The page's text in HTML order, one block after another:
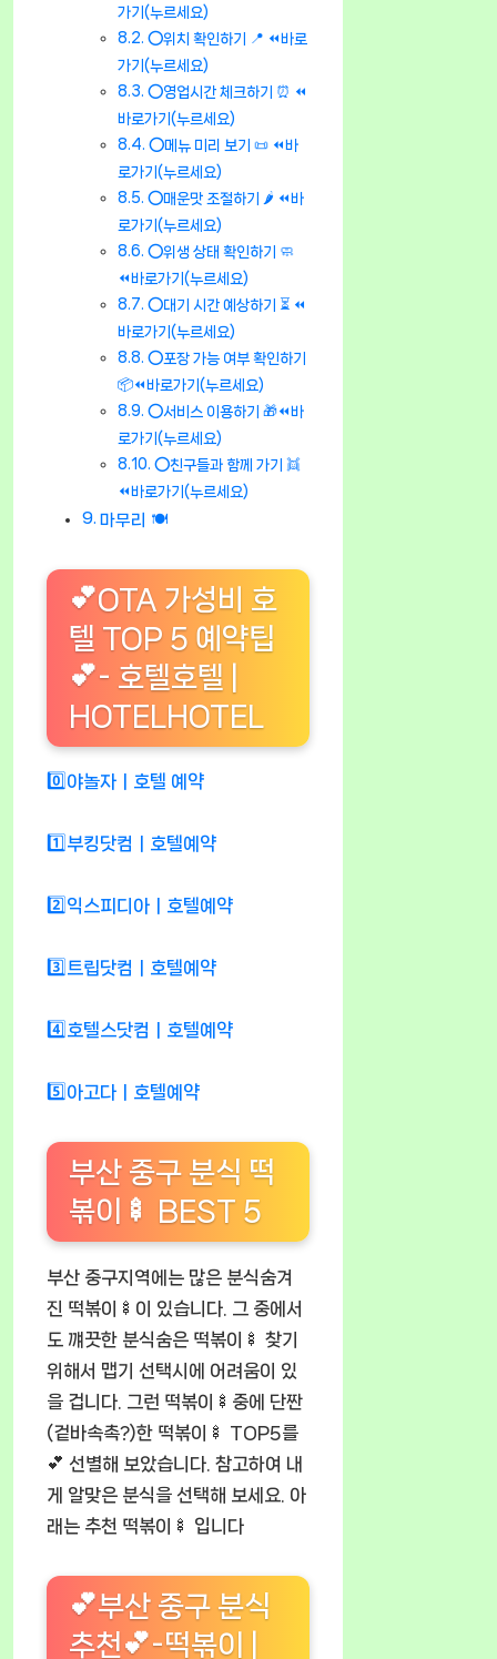
가기(누르세요)
⭕위치 확인하기 📍 ⏪바로
가기(누르세요)
⭕영업시간 체크하기 ⏰ ⏪
바로가기(누르세요)
⭕메뉴 미리 보기 📜 ⏪바
로가기(누르세요)
⭕매운맛 조절하기 🌶️ ⏪바
로가기(누르세요)
⭕위생 상태 확인하기 🧼
⏪바로가기(누르세요)
⭕대기 시간 예상하기 ⏳ ⏪
바로가기(누르세요)
⭕포장 가능 여부 확인하기
📦⏪바로가기(누르세요)
⭕서비스 이용하기 🎁⏪바
로가기(누르세요)
⭕친구들과 함께 가기 👯
⏪바로가기(누르세요)
마무리 🍽️
💕OTA 가성비 호
텔 TOP 5 예약팁
💕- 호텔호텔 |
HOTELHOTEL
0️⃣야놀자ㅣ호텔 예약
1️⃣부킹닷컴ㅣ호텔예약
2️⃣익스피디아ㅣ호텔예약
3️⃣트립닷컴ㅣ호텔예약
4️⃣호텔스닷컴ㅣ호텔예약
5️⃣아고다ㅣ호텔예약
부산 중구 분식 떡
볶이🍢 BEST 5
부산 중구지역에는 많은 분식숨겨
진 떡볶이🍢이 있습니다. 그 중에서
도 꺠끗한 분식숨은 떡볶이🍢 찾기
위해서 맵기 선택시에 어려움이 있
을 겁니다. 그런 떡볶이🍢중에 단짠
(겉바속촉?)한 떡볶이🍢 TOP5를
💕 선별해 보았습니다. 참고하여 내
게 알맞은 분식을 선택해 보세요. 아
래는 추천 떡볶이🍢 입니다
💕부산 중구 분식
추천💕-떡볶이 |